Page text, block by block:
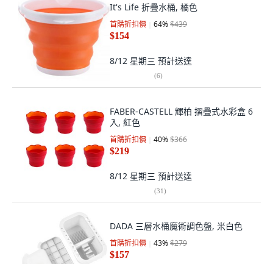
It's Life 折疊水桶, 橘色
首購折扣價 64%$439
$154
8/12 星期三 預計送達
(6)
FABER-CASTELL 輝柏 摺疊式水彩盒 6
入, 紅色
首購折扣價 40%$366
$219
8/12 星期三 預計送達
(31)
DADA 三層水桶魔術調色盤, 米白色
首購折扣價 43%$279
$157